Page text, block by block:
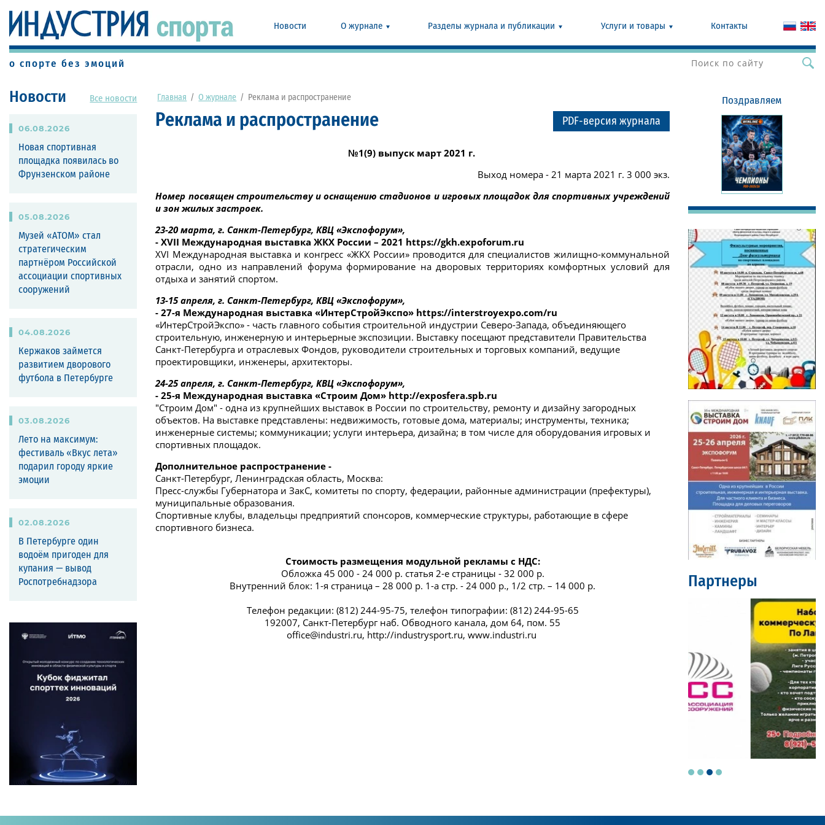
Новости О журнале Разделы журнала и публикации Услуги и товары Контакты
о спорте без эмоций
Новости Все новости
06.08.2026
Новая спортивная
площадка появилась во
Фрунзенском районе
05.08.2026
Музей «АТОМ» стал
стратегическим
партнёром Российской
ассоциации спортивных
сооружений
04.08.2026
Кержаков займется
развитием дворового
футбола в Петербурге
03.08.2026
Лето на максимум:
фестиваль «Вкус лета»
подарил городу яркие
эмоции
02.08.2026
В Петербурге один
водоём пригоден для
купания — вывод
Роспотребнадзора
Главная / О журнале / Реклама и распространение
Реклама и распространение PDF-версия журнала
№1(9) выпуск март 2021 г.
Выход номера - 21 марта 2021 г. 3 000 экз.
Номер посвящен строительству и оснащению стадионов и игровых площадок для спортивных учреждений
и зон жилых застроек.
23-20 марта, г. Санкт-Петербург, КВЦ «Экспофорум»,
- XVII Международная выставка ЖКХ России – 2021 https://gkh.expoforum.ru
XVI Международная выставка и конгресс «ЖКХ России» проводится для специалистов жилищно-коммунальной
отрасли, одно из направлений форума формирование на дворовых территориях комфортных условий для
отдыха и занятий спортом.
13-15 апреля, г. Санкт-Петербург, КВЦ «Экспофорум»,
- 27-я Международная выставка «ИнтерСтройЭкспо» https://interstroyexpo.com/ru
«ИнтерСтройЭкспо» - часть главного события строительной индустрии Северо-Запада, объединяющего
строительную, инженерную и интерьерные экспозиции. Выставку посещают представители Правительства
Санкт-Петербурга и отраслевых Фондов, руководители строительных и торговых компаний, ведущие
проектировщики, инженеры, архитекторы.
24-25 апреля, г. Санкт-Петербург, КВЦ «Экспофорум»,
- 25-я Международная выставка «Строим Дом» http://exposfera.spb.ru
"Строим Дом" - одна из крупнейших выставок в России по строительству, ремонту и дизайну загородных
объектов. На выставке представлены: недвижимость, готовые дома, материалы; инструменты, техника;
инженерные системы; коммуникации; услуги интерьера, дизайна; в том числе для оборудования игровых и
спортивных площадок.
Дополнительное распространение -
Санкт-Петербург, Ленинградская область, Москва:
Пресс-службы Губернатора и ЗакС, комитеты по спорту, федерации, районные администрации (префектуры),
муниципальные образования.
Спортивные клубы, владельцы предприятий спонсоров, коммерческие структуры, работающие в сфере
спортивного бизнеса.
Стоимость размещения модульной рекламы с НДС:
Обложка 45 000 - 24 000 р. статья 2-е страницы - 32 000 р.
Внутренний блок: 1-я страница – 28 000 р. 1-а стр. - 24 000 р., 1/2 стр. – 14 000 р.
Телефон редакции: (812) 244-95-75, телефон типографии: (812) 244-95-65
192007, Санкт-Петербург наб. Обводного канала, дом 64, пом. 55
office@industri.ru, http://industrysport.ru, www.industri.ru
Поздравляем
Партнеры